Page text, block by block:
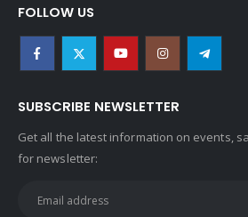
for newsletter: